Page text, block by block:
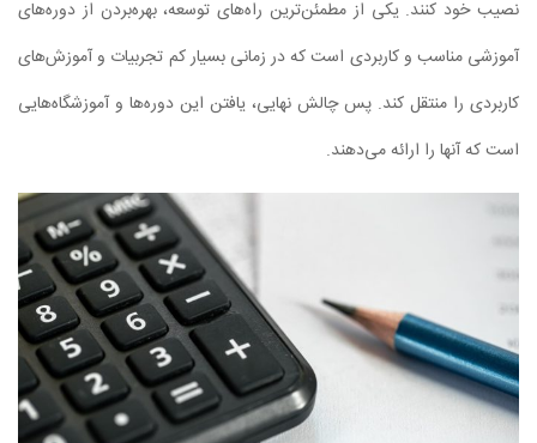
نصیب خود کنند. یکی از مطمئن‌ترین راه‌های توسعه، بهره‌بردن از دوره‌های
آموزشی مناسب و کاربردی است که در زمانی بسیار کم تجربیات و آموزش‌های
کاربردی را منتقل کند. پس چالش نهایی، یافتن این دوره‌ها و آموزشگاه‌هایی
است که آنها را ارائه می‌دهند.